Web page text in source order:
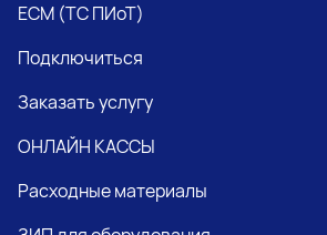
ЕСМ (ТС ПИоТ)
Подключиться
Заказать услугу
ОНЛАЙН КАССЫ
Расходные материалы